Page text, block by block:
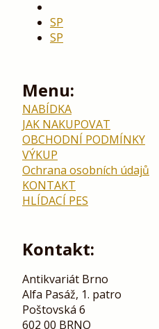
SP
SP
Menu:
NABÍDKA
JAK NAKUPOVAT
OBCHODNÍ PODMÍNKY
VÝKUP
Ochrana osobních údajů
KONTAKT
HLÍDACÍ PES
Kontakt:
Antikvariát Brno
Alfa Pasáž, 1. patro
Poštovská 6
602 00 BRNO